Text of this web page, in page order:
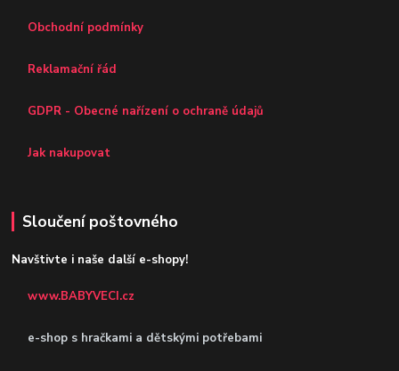
Obchodní podmínky
Reklamační řád
GDPR - Obecné nařízení o ochraně údajů
Jak nakupovat
Sloučení poštovného
Navštivte i naše další e-shopy!
www.BABYVECI.cz
e-shop s hračkami a dětskými potřebami